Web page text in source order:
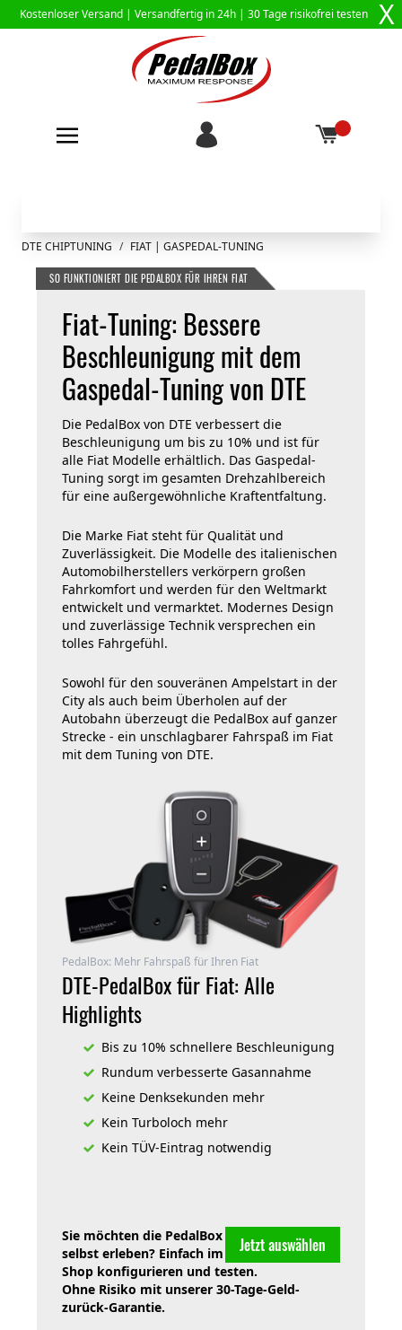
Kostenloser Versand | Versandfertig in 24h | 30 Tage risikofrei testen X
DTE CHIPTUNING / FIAT | GASPEDAL-TUNING
SO FUNKTIONIERT DIE PEDALBOX FÜR IHREN FIAT
Fiat-Tuning: Bessere
Beschleunigung mit dem
Gaspedal-Tuning von DTE
Die PedalBox von DTE verbessert die
Beschleunigung um bis zu 10% und ist für
alle Fiat Modelle erhältlich. Das Gaspedal-
Tuning sorgt im gesamten Drehzahlbereich
für eine außergewöhnliche Kraftentfaltung.
Die Marke Fiat steht für Qualität und
Zuverlässigkeit. Die Modelle des italienischen
Automobilherstellers verkörpern großen
Fahrkomfort und werden für den Weltmarkt
entwickelt und vermarktet. Modernes Design
und zuverlässige Technik versprechen ein
tolles Fahrgefühl.
Sowohl für den souveränen Ampelstart in der
City als auch beim Überholen auf der
Autobahn überzeugt die PedalBox auf ganzer
Strecke - ein unschlagbarer Fahrspaß im Fiat
mit dem Tuning von DTE.
PedalBox: Mehr Fahrspaß für Ihren Fiat
DTE-PedalBox für Fiat: Alle
Highlights
Bis zu 10% schnellere Beschleunigung
Rundum verbesserte Gasannahme
Keine Denksekunden mehr
Kein Turboloch mehr
Kein TÜV-Eintrag notwendig
Jetzt auswählen
Sie möchten die PedalBox
selbst erleben? Einfach im
Shop konfigurieren und testen.
Ohne Risiko mit unserer 30-Tage-Geld-
zurück-Garantie.